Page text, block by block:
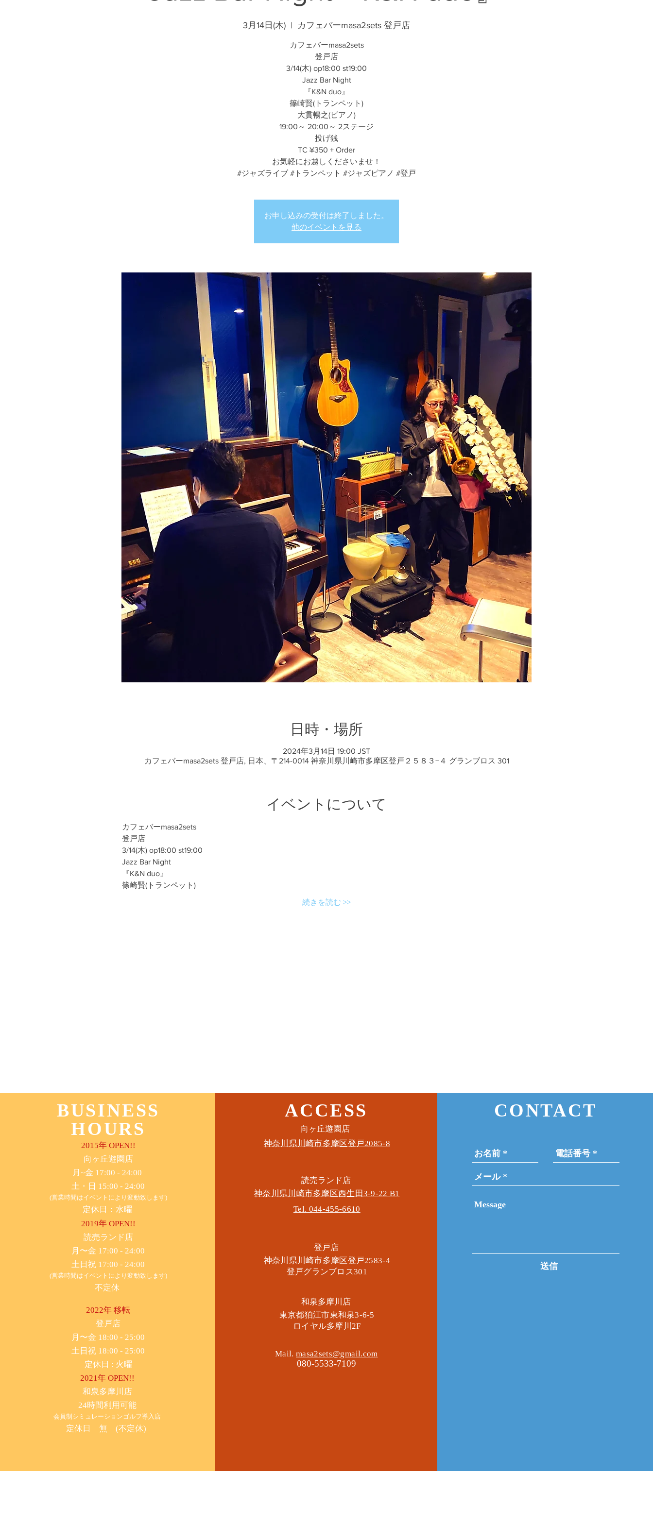
3月14日(木)
  |
カフェバーmasa2sets 登戸店
カフェバーmasa2sets
登戸店
3/14(木) op18:00 st19:00
Jazz Bar Night
『K&N duo』
篠崎賢(トランペット)
大貫暢之(ピアノ)
19:00～ 20:00～ 2ステージ
投げ銭
TC ¥350 + Order
お気軽にお越しくださいませ！
#ジャズライブ #トランペット #ジャズピアノ #登戸
お申し込みの受付は終了しました。
他のイベントを見る
日時・場所
2024年3月14日 19:00 JST
カフェバーmasa2sets 登戸店, 日本、〒214-0014 神奈川県川崎市多摩区登戸２５８３−４ グランブロス 301
イベントについて
カフェバーmasa2sets
登戸店
3/14(木) op18:00 st19:00
Jazz Bar Night
『K&N duo』
篠崎賢(トランペット)
続きを読む >>
このイベントをシェア
BUSINESS
HOURS
2015年 OPEN!!
​向ヶ丘遊園店
月~金 17:00 - 24:00
土・日 15:00 - 24:00
(営業時間はイベントにより変動致します)
定休日：水曜
2019年 OPEN!!
​読売ランド店
月〜金 17:00 - 24:00
土日祝 17:00 - 24:00
(営業時間はイベントにより変動致します)
不定休
2022年 移転
​登戸店
月〜金 18:00 - 25:00
土日祝 18:00 - 25:00
​定休日 : 火曜
2021年 OPEN!!
​和泉多摩川店
24時間利用可能
​会員制シミュレーションゴルフ導入店
定休日 無 (不定休)
ACCESS
​向ヶ丘遊園店
神奈川県川崎市多摩区​登戸2085-8
​読売ランド店
神奈川県川崎市多摩区​西生田3-9-22 B1
Tel. 044-455-6610
​登戸店
神奈川県川崎市多摩区​登戸2583-4
​登戸グランブロス301
​和泉多摩川店
東京都狛江市東和泉3-6-5
​ロイヤル多摩川2F
Mail.masa2sets@gmail.com
080-5533-7109
CONTACT
送信